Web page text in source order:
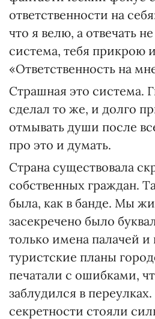
ответственности на
что я велю, а отвечать
система, тебя прикрою
«Ответственность на
Страшная это система.
сделал то же, и долго
отмывать души после
про это и думать.
Страна существовала
собственных граждан.
была, как в банде. Мы
засекречено было
только имена палачей
туристские планы
печатали с ошибками,
заблудился в
секретности стояли